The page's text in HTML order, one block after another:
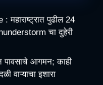
पुढील 24
चा दुहेरी
पावसाचे आगमन; काही
वाऱ्याचा इशारा